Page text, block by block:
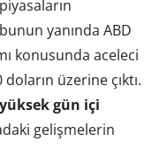
yanında ABD
konusunda aceleci
üzerine çıktı.
gün içi
gelişmelerin